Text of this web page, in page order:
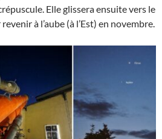
Elle glissera ensuite vers le
à l’aube (à l’Est) en novembre.